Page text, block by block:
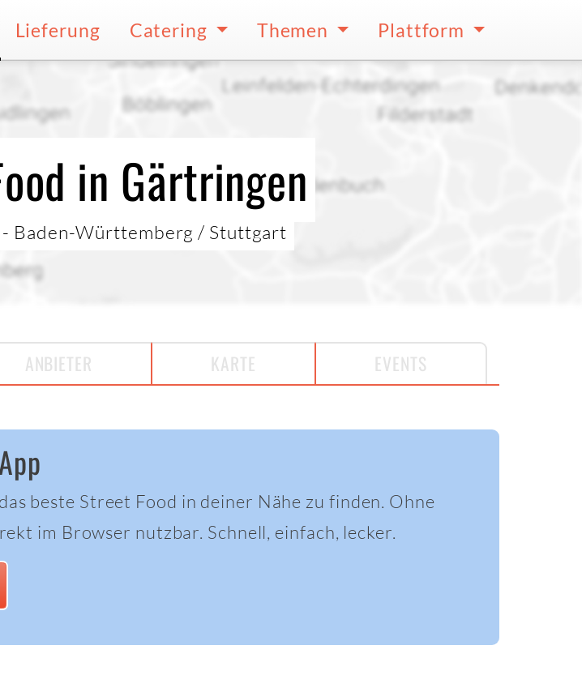
Lieferung Catering Themen Plattform
in Gärtringen
Baden-Württemberg / Stuttgart
ANBIETER KARTE EVENTS
beste Street Food in deiner Nähe zu finden. Ohne
im Browser nutzbar. Schnell, einfach, lecker.